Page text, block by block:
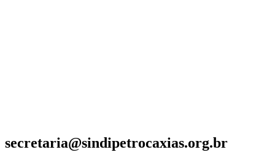
secretaria@sindipetrocaxias.org.br